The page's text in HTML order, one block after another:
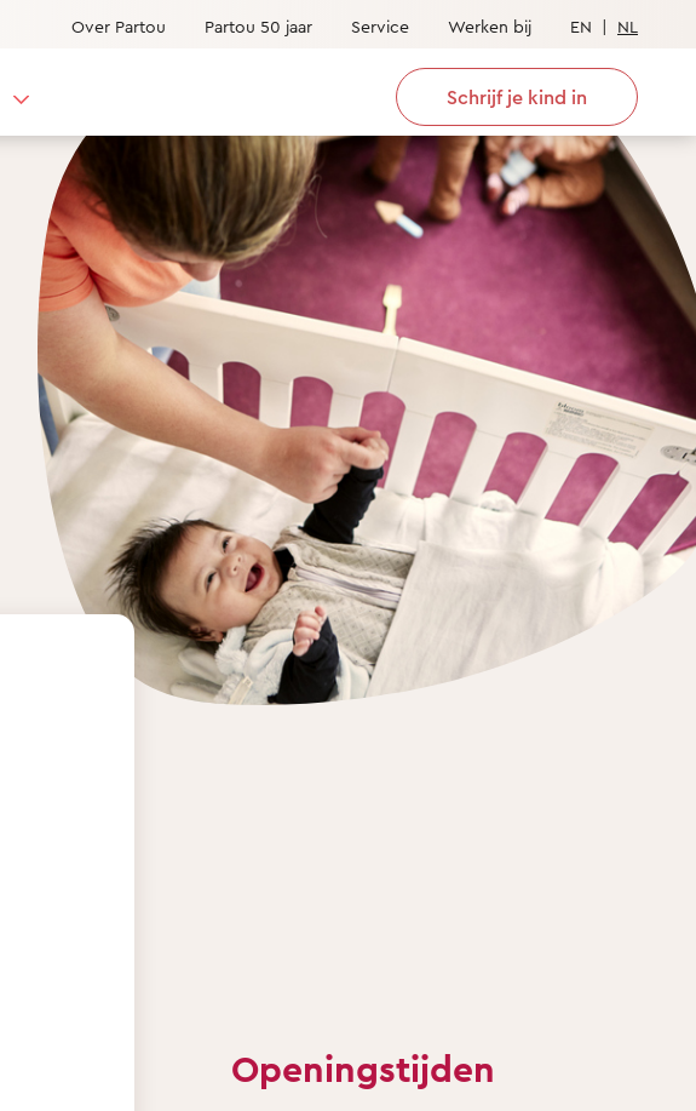
Over Partou Partou 50 jaar Service Werken bij EN | NL
Schrijf je kind in
Openingstijden